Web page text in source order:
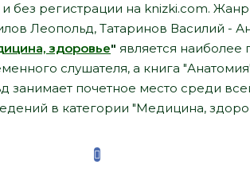
без регистрации на knizki.com. Жанр
Леопольд, Татаринов Василий -
здоровье" является наиболее
слушателя, а книга
занимает почетное место среди
в категории "Медицина,